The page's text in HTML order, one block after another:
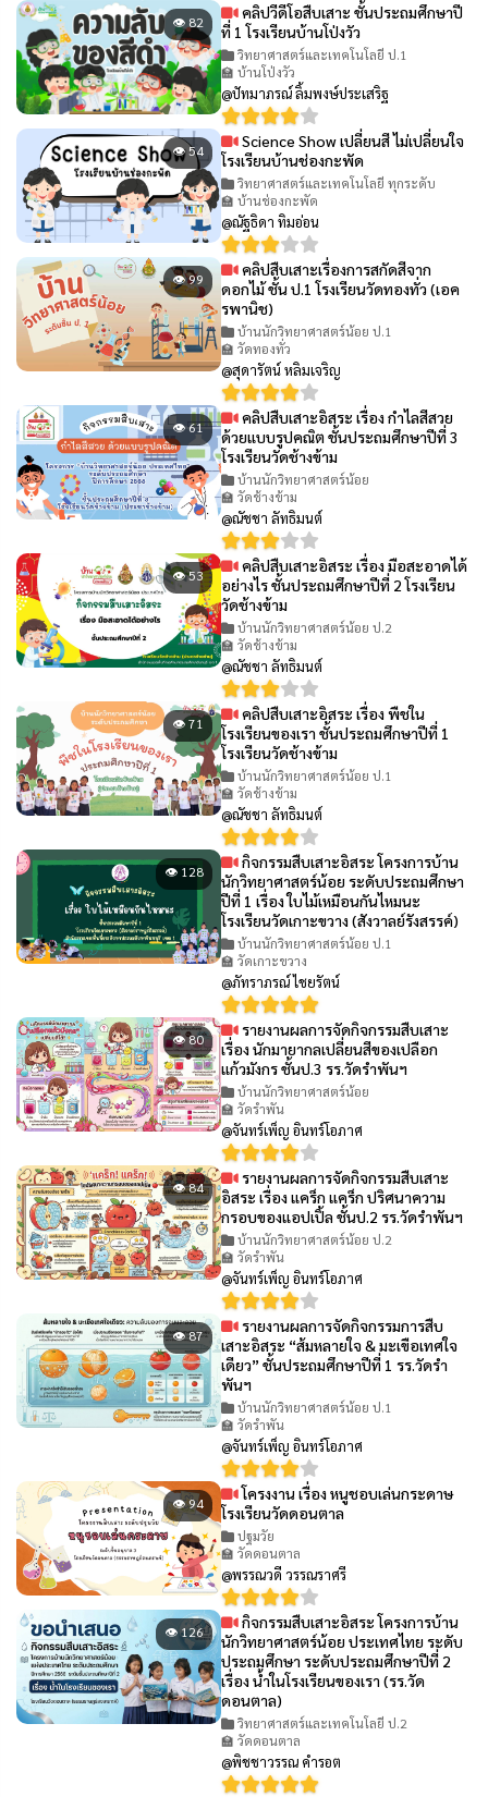
👁 82
คลิปวีดีโอสืบเสาะ ชั้นประถมศึกษาปี
ที่ 1 โรงเรียนบ้านโป่งวัว
วิทยาศาสตร์และเทคโนโลยี ป.1
🏫 บ้านโป่งวัว
@ปัทมาภรณ์ ลิ้มพงษ์ประเสริฐ
👁 54
Science Show เปลี่ยนสี ไม่เปลี่ยนใจ
โรงเรียนบ้านช่องกะพัด
วิทยาศาสตร์และเทคโนโลยี ทุกระดับ
🏫 บ้านช่องกะพัด
@ณัฐธิดา ทิมอ่อน
👁 99
คลิปสืบเสาะเรื่องการสกัดสีจาก
ดอกไม้ ชั้น ป.1 โรงเรียนวัดทองทั่ว (เอค
รพานิช)
บ้านนักวิทยาศาสตร์น้อย ป.1
🏫 วัดทองทั่ว
@สุดารัตน์ หลิมเจริญ
👁 61
คลิปสืบเสาะอิสระ เรื่อง กำไลสีสวย
ด้วยแบบรูปคณิต ชั้นประถมศึกษาปีที่ 3
โรงเรียนวัดช้างข้าม
บ้านนักวิทยาศาสตร์น้อย
🏫 วัดช้างข้าม
@ณัชชา ลัทธิมนต์
👁 53
คลิปสืบเสาะอิสระ เรื่อง มือสะอาดได้
อย่างไร ชั้นประถมศึกษาปีที่ 2 โรงเรียน
วัดช้างข้าม
บ้านนักวิทยาศาสตร์น้อย ป.2
🏫 วัดช้างข้าม
@ณัชชา ลัทธิมนต์
👁 71
คลิปสืบเสาะอิสระ เรื่อง พืชใน
โรงเรียนของเรา ชั้นประถมศึกษาปีที่ 1
โรงเรียนวัดช้างข้าม
บ้านนักวิทยาศาสตร์น้อย ป.1
🏫 วัดช้างข้าม
@ณัชชา ลัทธิมนต์
👁 128
กิจกรรมสืบเสาะอิสระ โครงการบ้าน
นักวิทยาศาสตร์น้อย ระดับประถมศึกษา
ปีที่ 1 เรื่อง ใบไม้เหมือนกันไหมนะ
โรงเรียนวัดเกาะขวาง (สังวาลย์รังสรรค์)
บ้านนักวิทยาศาสตร์น้อย ป.1
🏫 วัดเกาะขวาง
@ภัทราภรณ์ ไชยรัตน์
👁 80
รายงานผลการจัดกิจกรรมสืบเสาะ
เรื่อง นักมายากลเปลี่ยนสีของเปลือก
แก้วมังกร ชั้นป.3 รร.วัดรำพันฯ
บ้านนักวิทยาศาสตร์น้อย
🏫 วัดรำพัน
@จันทร์เพ็ญ อินทร์โอภาศ
👁 84
รายงานผลการจัดกิจกรรมสืบเสาะ
อิสระ เรื่อง แคร็ก แคร็ก ปริศนาความ
กรอบของแอปเปิ้ล ชั้นป.2 รร.วัดรำพันฯ
บ้านนักวิทยาศาสตร์น้อย ป.2
🏫 วัดรำพัน
@จันทร์เพ็ญ อินทร์โอภาศ
👁 87
รายงานผลการจัดกิจกรรมการสืบ
เสาะอิสระ “ส้มหลายใจ & มะเขือเทศใจ
เดียว” ชั้นประถมศึกษาปีที่ 1 รร.วัดรำ
พันฯ
บ้านนักวิทยาศาสตร์น้อย ป.1
🏫 วัดรำพัน
@จันทร์เพ็ญ อินทร์โอภาศ
👁 94
โครงงาน เรื่อง หนูชอบเล่นกระดาษ
โรงเรียนวัดดอนตาล
ปฐมวัย
🏫 วัดดอนตาล
@พรรณวดี วรรณราศรี
👁 126
กิจกรรมสืบเสาะอิสระ โครงการบ้าน
นักวิทยาศาสตร์น้อย ประเทศไทย ระดับ
ประถมศึกษา ระดับประถมศึกษาปีที่ 2
เรื่อง น้ำในโรงเรียนของเรา (รร.วัด
ดอนตาล)
วิทยาศาสตร์และเทคโนโลยี ป.2
🏫 วัดดอนตาล
@พิชชาวรรณ​ คำรอต